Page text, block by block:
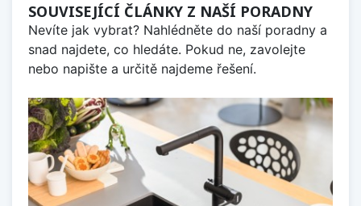
SOUVISEJÍCÍ ČLÁNKY Z NAŠÍ PORADNY
Nevíte jak vybrat? Nahlédněte do naší poradny a
snad najdete, co hledáte. Pokud ne, zavolejte
nebo napište a určitě najdeme řešení.